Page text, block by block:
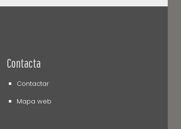
Contacta
Contactar
Mapa web